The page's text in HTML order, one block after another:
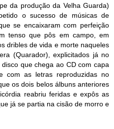
da produção da Velha Guarda)
o sucesso de músicas de
se encaixaram com perfeição
tenso que pôs em campo, em
dribles de vida e morte naqueles
(Quarador), explicitados já no
que chega ao CD com capa
com as letras reproduzidas no
os dois belos álbuns anteriores
reabriu feridas e expôs as
já se partia na cisão de morro e